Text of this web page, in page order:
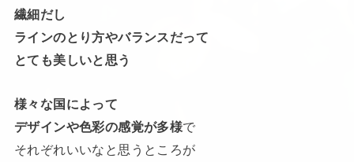
繊細だし
ラインのとり方やバランスだって
とても美しいと思う
様々な国によって
デザインや色彩の感覚が多様で
それぞれいいなと思うところが